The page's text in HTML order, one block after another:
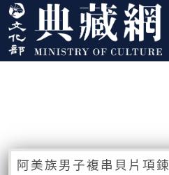
跳到主要內容
:::
阿美族男子複串貝片項鍊